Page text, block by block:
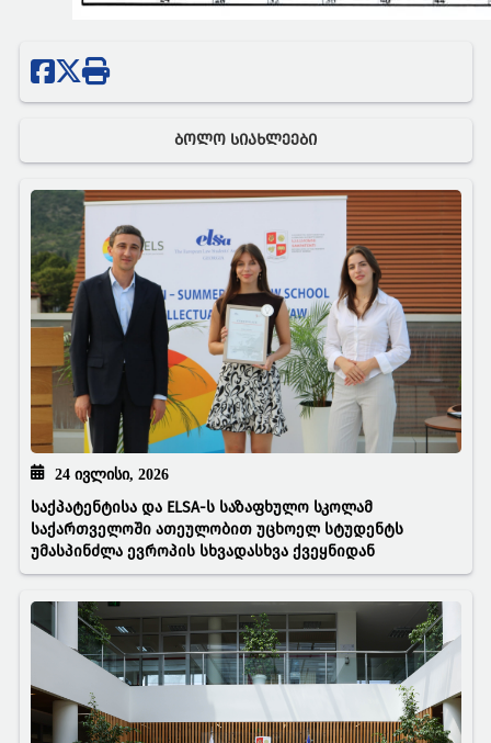
ᲑᲝᲚᲝ ᲡᲘᲐᲮᲚᲔᲔᲑᲘ
24 ᲘᲕᲚᲘᲡᲘ, 2026
საქპატენტისა და ELSA-ს საზაფხულო სკოლამ
საქართველოში ათეულობით უცხოელ სტუდენტს
უმასპინძლა ევროპის სხვადასხვა ქვეყნიდან